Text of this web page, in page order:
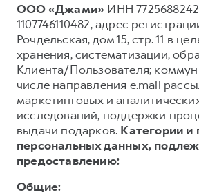
ООО «Джами» ИНН
1107746110482, адрес
Рочдельская, дом 15, стр. 11 в
хранения, систематизации,
Клиента/Пользователя;
числе направления e.mail
маркетинговых и
исследований, поддержки
выдачи подарков. Категории и
персональных данных,
предоставлению:
Общие: